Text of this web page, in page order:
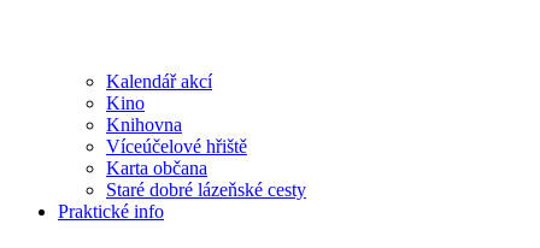
Kalendář akcí
Kino
Knihovna
Víceúčelové hřiště
Karta občana
Staré dobré lázeňské cesty
Praktické info